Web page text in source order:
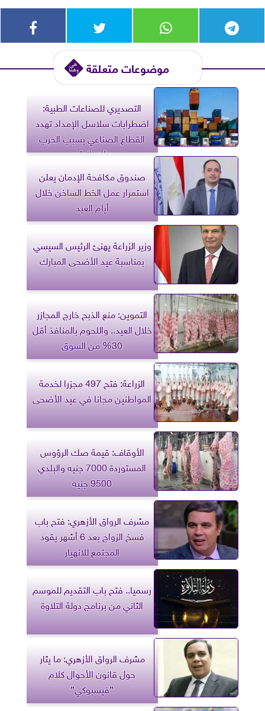
موضوعات متعلقة
التصديري للصناعات الطبية:
اضطرابات سلاسل الإمداد تهدد
القطاع الصناعي بسبب الحرب
الإيرانية
صندوق مكافحة الإدمان يعلن
استمرار عمل الخط الساخن خلال
أيام العيد
وزير الزراعة يهنئ الرئيس السيسي
بمناسبة عيد الأضحى المبارك
التموين: منع الذبح خارج المجازر
خلال العيد.. واللحوم بالمنافذ أقل
30% من السوق
الزراعة: فتح 497 مجزرا لخدمة
المواطنين مجانا في عيد الأضحى
الأوقاف: قيمة صك الرؤوس
المستوردة 7000 جنيه والبلدي
9500 جنيه
مشرف الرواق الأزهري: فتح باب
فسخ الزواج بعد 6 أشهر يقود
المجتمع للانهيار
رسميا.. فتح باب التقديم للموسم
الثاني من برنامج دولة التلاوة
مشرف الرواق الأزهري: ما يثار
حول قانون الأحوال كلام
”فيسبوكي”